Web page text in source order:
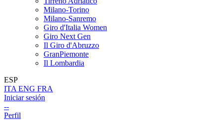
Milano-Torino
Milano-Sanremo
Giro d'Italia Women
Giro Next Gen
Il Giro d'Abruzzo
GranPiemonte
Il Lombardia
ESP
ITA ENG FRA
Iniciar sesión
--
Perfil